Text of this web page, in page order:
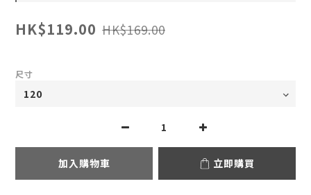
HK$119.00 HK$169.00
尺寸
加入購物車 立即購買